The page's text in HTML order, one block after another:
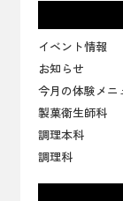
イベント情報
お知らせ
今月の体験メニ
製菓衛生師科
調理本科
調理科